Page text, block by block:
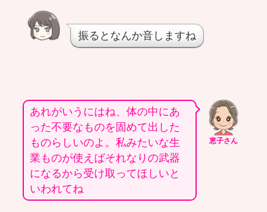
振るとなんか音しますね
恵子さん
あれがいうにはね、体の中にあ
った不要なものを固めて出した
ものらしいのよ。私みたいな生
業ものが使えばそれなりの武器
になるから受け取ってほしいと
いわれてね